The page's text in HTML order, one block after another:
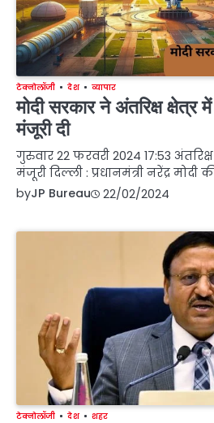
टेक्नोलॉजी देश व्यापार
मोदी सरकार ने अंतरिक्ष
मंजूरी दी
गुरुवार 22 फरवरी 2024 17:53
मंजूरी दिल्ली : प्रधानमंत्री नरेंद्र मोदी
byJP Bureau 22/02/2024
टेक्नोलॉजी देश शहर